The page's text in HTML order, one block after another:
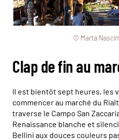
© Marta
Clap de fin au
Il est bientôt sept heures, les
commencer au marché du
traverse le Campo San
Renaissance blanche et
Bellini aux douces couleurs